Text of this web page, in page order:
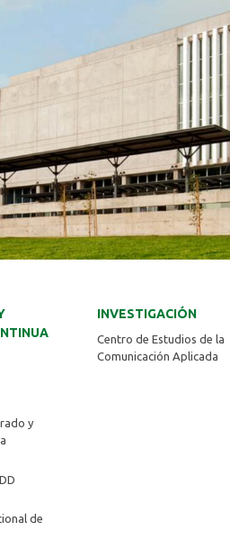
y
de
INVESTIGACIÓN
Centro de Estudios de la
Comunicación Aplicada